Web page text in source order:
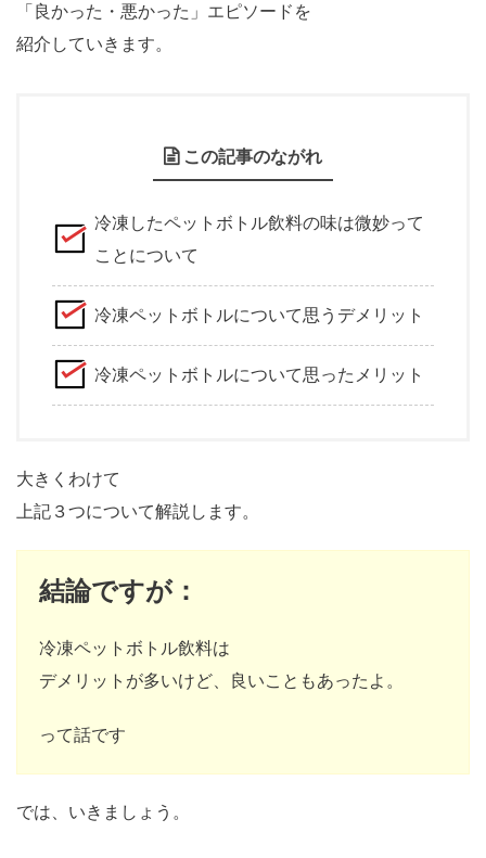
「良かった・悪かった」エピソードを
紹介していきます。
この記事のながれ
冷凍したペットボトル飲料の味は微妙って
ことについて
冷凍ペットボトルについて思うデメリット
冷凍ペットボトルについて思ったメリット
大きくわけて
上記３つについて解説します。
結論ですが：
冷凍ペットボトル飲料は
デメリットが多いけど、良いこともあったよ。
って話です
では、いきましょう。